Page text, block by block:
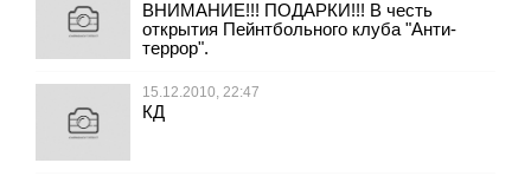
ВНИМАНИЕ!!! ПОДАРКИ!!! В честь
открытия Пейнтбольного клуба "Анти-
террор".
15.12.2010, 22:47
КД